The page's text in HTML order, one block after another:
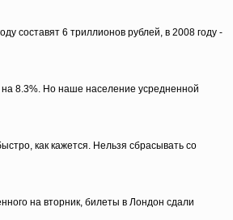
составят 6 триллионов рублей, в 2008 году -
8.3%. Но наше население усредненной
как кажется. Нельзя сбрасывать со
на вторник, билеты в Лондон сдали